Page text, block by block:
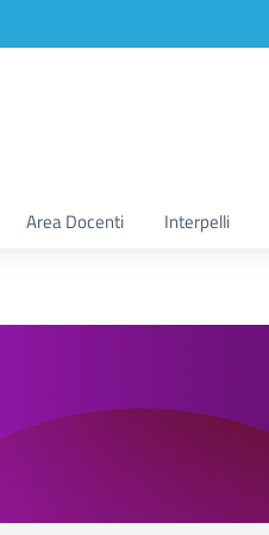
Area Docenti Interpelli